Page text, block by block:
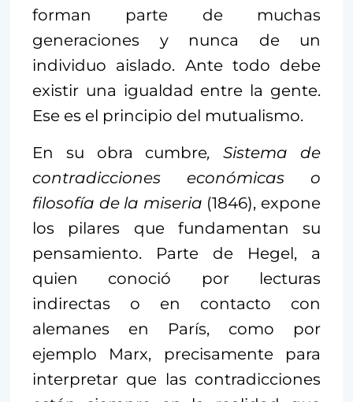
forman parte de muchas
generaciones y nunca de un
individuo aislado. Ante todo debe
existir una igualdad entre la gente.
Ese es el principio del mutualismo.
En su obra cumbre, Sistema de
contradicciones económicas o
filosofía de la miseria (1846), expone
los pilares que fundamentan su
pensamiento. Parte de Hegel, a
quien conoció por lecturas
indirectas o en contacto con
alemanes en París, como por
ejemplo Marx, precisamente para
interpretar que las contradicciones